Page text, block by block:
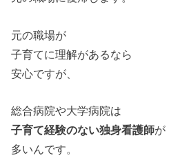
元の職場が
子育てに理解があるなら
安心ですが、
総合病院や大学病院は
子育て経験のない独身看護師が
多いんです。